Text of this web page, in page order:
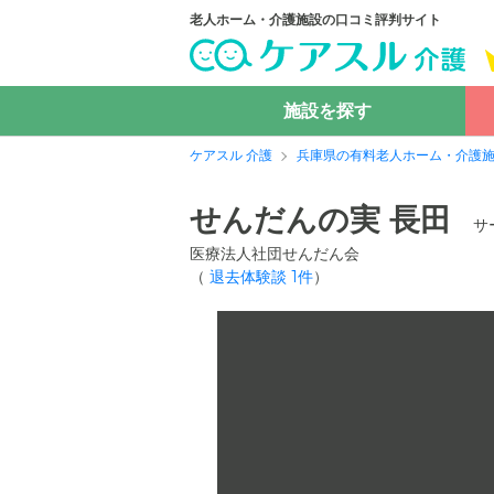
老人ホーム・介護施設の口コミ評判サイト
施設を探す
ケアスル 介護 兵庫県の有料老人ホーム・介護
せんだんの実 長田
サ
医療法人社団せんだん会
（ 退去体験談 1件）